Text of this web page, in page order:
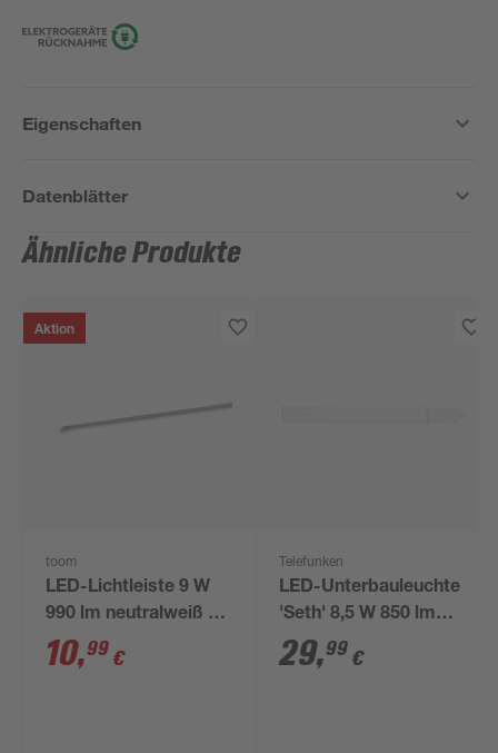
Eigenschaften
Datenblätter
Ähnliche Produkte
Aktion
toom
LED-Lichtleiste 9 W
990 lm neutralweiß 6
x 2,8 x 61,5 cm
10,99 €
Telefunken
LED-Unterbauleuchte
'Seth' 8,5 W 850 lm
warmweiß 60 x 2,5 x
60 cm
29,99 €